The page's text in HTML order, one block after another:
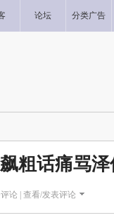
论坛 分类广告
粗话痛骂
论 | 查看/发表评论